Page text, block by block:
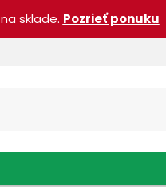
sklade. Pozrieť ponuku